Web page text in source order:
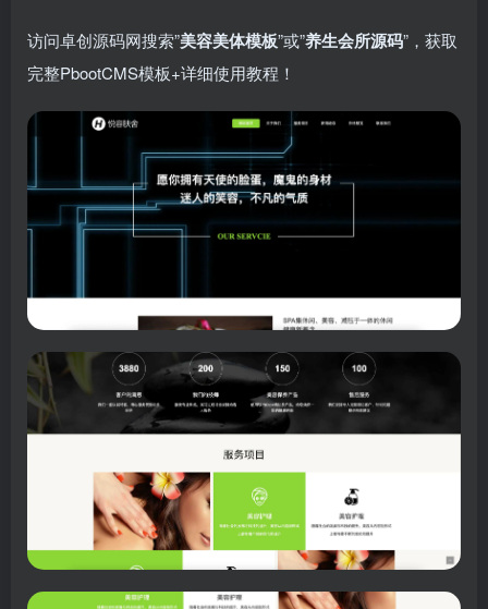
访问卓创源码网搜索”​美容美体模板​”或”​养生会所源码​”，获取
完整PbootCMS模板+详细使用教程！